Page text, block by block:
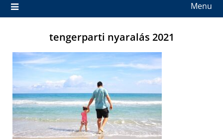
Menu
tengerparti nyaralás 2021